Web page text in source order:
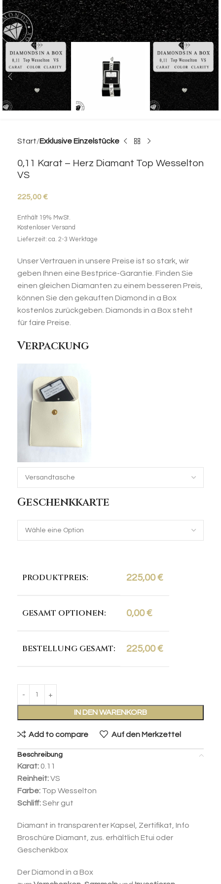
Start Exklusive Einzelstücke
0,11 Karat – Herz Diamant Top Wesselton
VS
225,00€
Enthält 19% MwSt.
Kostenloser Versand
Lieferzeit: ca. 2-3 Werktage
Unser Vertrauen in unsere Preise ist so stark, wir
geben Ihnen eine Bestprice-Garantie. Finden Sie
einen gleichen Diamanten zu einem besseren Preis,
können Sie den gekauften Diamond in a Box
kostenlos zurückgeben. Diamonds in a Box steht
für faire Preise.
Verpackung
Geschenkkarte
PRODUKTPREIS: 225,00€
GESAMT OPTIONEN: 0,00€
BESTELLUNG GESAMT: 225,00€
IN DEN WARENKORB
Add to compare Auf den Merkzettel
Beschreibung
Karat: 0.11
Reinheit:VS
Farbe: Top Wesselton
Schliff:Sehr gut
Diamant in transparenter Kapsel, Zertifikat, Info
Broschüre Diamant, zus. erhältlich Etui oder
Geschenkbox
Der Diamond in a Box